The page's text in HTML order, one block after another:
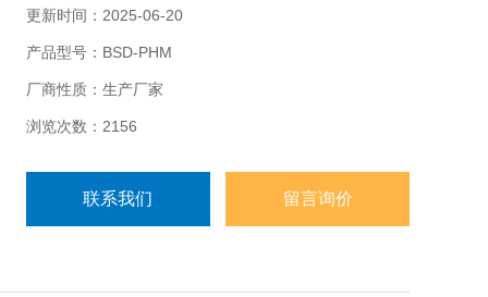
达到平衡时，记录Z终的平衡压力。这些数据用来计算
更新时间：2025-06-20
产品型号：BSD-PHM
厂商性质：生产厂家
浏览次数：2156
联系我们 留言询价